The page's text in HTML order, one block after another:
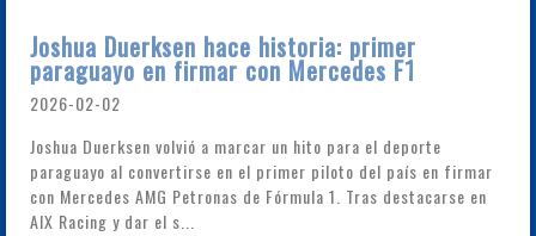
Joshua Duerksen hace historia: primer
paraguayo en firmar con Mercedes F1
2026-02-02
Joshua Duerksen volvió a marcar un hito para el deporte
paraguayo al convertirse en el primer piloto del país en firmar
con Mercedes AMG Petronas de Fórmula 1. Tras destacarse en
AIX Racing y dar el s...